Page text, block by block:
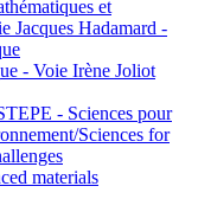
et
Jacques Hadamard -
- Voie Irène Joliot
- Sciences pour
Sciences for
materials